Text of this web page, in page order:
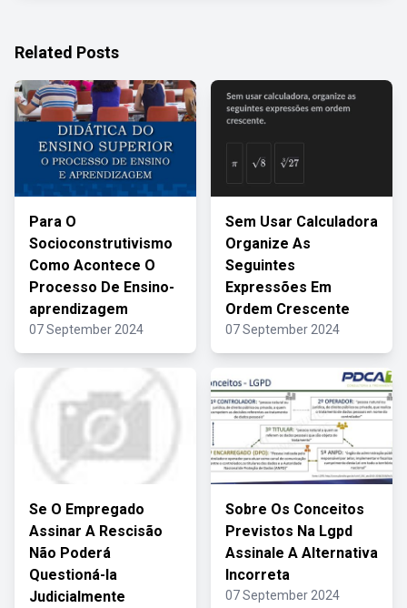
Related Posts
Para O
Socioconstrutivismo
Como Acontece O
Processo De Ensino-
aprendizagem
07 September 2024
Sem Usar Calculadora
Organize As
Seguintes
Expressões Em
Ordem Crescente
07 September 2024
Se O Empregado
Assinar A Rescisão
Não Poderá
Questioná-la
Judicialmente
Sobre Os Conceitos
Previstos Na Lgpd
Assinale A Alternativa
Incorreta
07 September 2024